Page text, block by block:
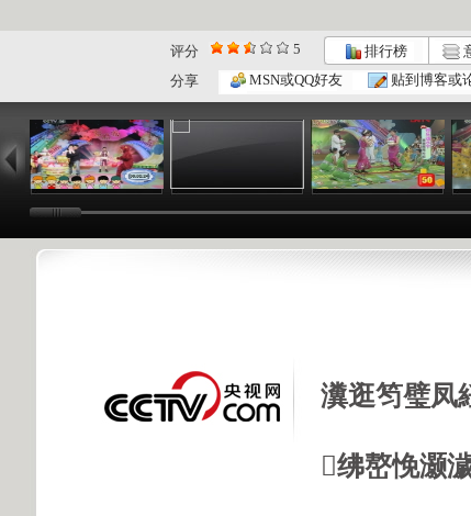
评分 5 排行榜
分享
MSN或QQ好友 贴到博客或
04:26
七巧板 2...
01:15
七巧板 2...
02:56
瀵逛笉璧凤
绋嶅悗灏